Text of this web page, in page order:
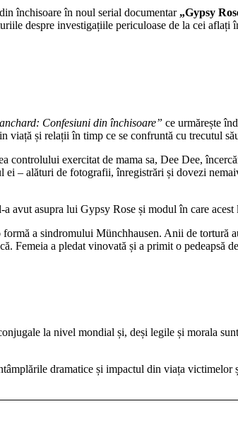
închisoare în noul serial documentar „Gypsy
despre investigațiile periculoase de la cei
Confesiuni din închisoare” ce urmărește
viață și relații în timp ce se confruntă cu trecutul
exercitat de mama sa, Dee Dee,
alături de fotografii, înregistrări și dovezi
avut asupra lui Gypsy Rose și modul în care
a sindromului Münchhausen. Anii de
Femeia a pledat vinovată și a primit o pedeapsă
la nivel mondial și, deși legile și morala
dramatice și impactul din viața victimelor